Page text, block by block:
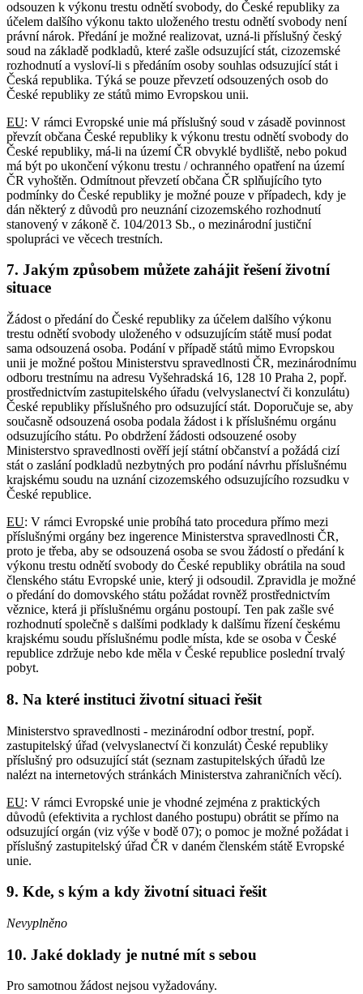
odsouzen k výkonu trestu odnětí svobody, do České republiky za
účelem dalšího výkonu takto uloženého trestu odnětí svobody není
právní nárok. Předání je možné realizovat, uzná-li příslušný český
soud na základě podkladů, které zašle odsuzující stát, cizozemské
rozhodnutí a vysloví-li s předáním osoby souhlas odsuzující stát i
Česká republika. Týká se pouze převzetí odsouzených osob do
České republiky ze států mimo Evropskou unii.
EU: V rámci Evropské unie má příslušný soud v zásadě povinnost
převzít občana České republiky k výkonu trestu odnětí svobody do
České republiky, má-li na území ČR obvyklé bydliště, nebo pokud
má být po ukončení výkonu trestu / ochranného opatření na území
ČR vyhoštěn. Odmítnout převzetí občana ČR splňujícího tyto
podmínky do České republiky je možné pouze v případech, kdy je
dán některý z důvodů pro neuznání cizozemského rozhodnutí
stanovený v zákoně č. 104/2013 Sb., o mezinárodní justiční
spolupráci ve věcech trestních.
7. Jakým způsobem můžete zahájit řešení životní
situace
Žádost o předání do České republiky za účelem dalšího výkonu
trestu odnětí svobody uloženého v odsuzujícím státě musí podat
sama odsouzená osoba. Podání v případě států mimo Evropskou
unii je možné poštou Ministerstvu spravedlnosti ČR, mezinárodnímu
odboru trestnímu na adresu Vyšehradská 16, 128 10 Praha 2, popř.
prostřednictvím zastupitelského úřadu (velvyslanectví či konzulátu)
České republiky příslušného pro odsuzující stát. Doporučuje se, aby
současně odsouzená osoba podala žádost i k příslušnému orgánu
odsuzujícího státu. Po obdržení žádosti odsouzené osoby
Ministerstvo spravedlnosti ověří její státní občanství a požádá cizí
stát o zaslání podkladů nezbytných pro podání návrhu příslušnému
krajskému soudu na uznání cizozemského odsuzujícího rozsudku v
České republice.
EU: V rámci Evropské unie probíhá tato procedura přímo mezi
příslušnými orgány bez ingerence Ministerstva spravedlnosti ČR,
proto je třeba, aby se odsouzená osoba se svou žádostí o předání k
výkonu trestu odnětí svobody do České republiky obrátila na soud
členského státu Evropské unie, který ji odsoudil. Zpravidla je možné
o předání do domovského státu požádat rovněž prostřednictvím
věznice, která ji příslušnému orgánu postoupí. Ten pak zašle své
rozhodnutí společně s dalšími podklady k dalšímu řízení českému
krajskému soudu příslušnému podle místa, kde se osoba v České
republice zdržuje nebo kde měla v České republice poslední trvalý
pobyt.
8. Na které instituci životní situaci řešit
Ministerstvo spravedlnosti - mezinárodní odbor trestní, popř.
zastupitelský úřad (velvyslanectví či konzulát) České republiky
příslušný pro odsuzující stát (seznam zastupitelských úřadů lze
nalézt na internetových stránkách Ministerstva zahraničních věcí).
EU: V rámci Evropské unie je vhodné zejména z praktických
důvodů (efektivita a rychlost daného postupu) obrátit se přímo na
odsuzující orgán (viz výše v bodě 07); o pomoc je možné požádat i
příslušný zastupitelský úřad ČR v daném členském státě Evropské
unie.
9. Kde, s kým a kdy životní situaci řešit
Nevyplněno
10. Jaké doklady je nutné mít s sebou
Pro samotnou žádost nejsou vyžadovány.